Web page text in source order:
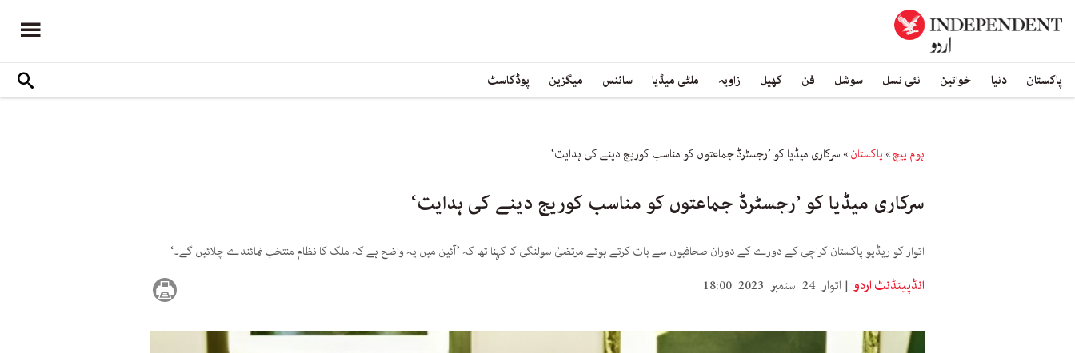
پاکستان دنیا خواتین نئی نسل سوشل فن کھیل زاویہ ملٹی میڈیا سائنس میگزین پوڈکاسٹ
ہوم پیچ» پاکستان» سرکاری میڈیا کو ’رجسٹرڈ جماعتوں کو مناسب کوریج دینے کی ہدایت‘
سرکاری میڈیا کو ’رجسٹرڈ جماعتوں کو مناسب کوریج دینے کی ہدایت‘
اتوار کو ریڈیو پاکستان کراچی کے دورے کے دوران صحافیوں سے بات کرتے ہوئے مرتضیٰ سولنگی کا کہنا تھا کہ ’آئین میں یہ واضح ہے کہ ملک کا نظام منتخب نمائندے چلائیں گے۔‘
انڈپینڈنٹ اردو اتوار 24 ستمبر 2023 18:00